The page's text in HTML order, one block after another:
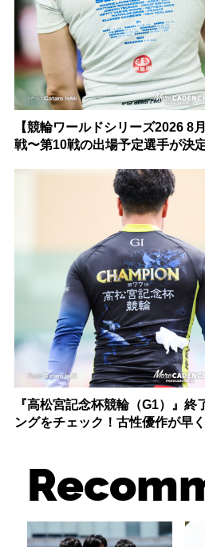
【競輪ワールドシリーズ2026 8
戦〜第10戦の出場予定選手が決
『高松宮記念杯競輪（G1）』
ングをチェック！古性優作が早